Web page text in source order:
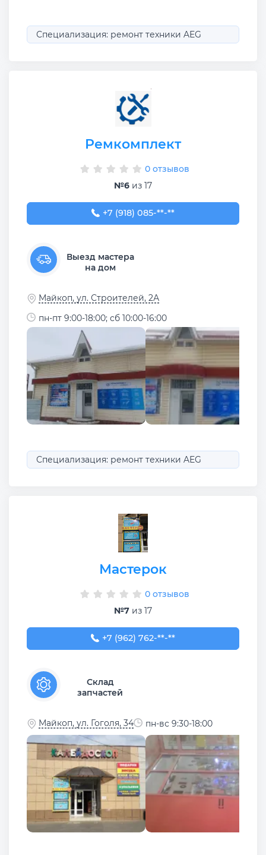
Специализация: ремонт техники AEG
Ремкомплект
0 отзывов
№6 из 17
+7 (918) 085-42-50
+7 (918) 085-**-**
Выезд мастера
на дом
Майкоп, ул. Строителей, 2А
пн-пт 9:00-18:00; сб 10:00-16:00
Специализация: ремонт техники AEG
Мастерок
0 отзывов
№7 из 17
+7 (962) 762-69-56
+7 (962) 762-**-**
Склад
запчастей
Майкоп, ул. Гоголя, 34 пн-вс 9:30-18:00